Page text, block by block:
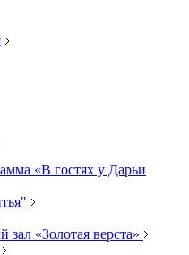
«В гостях у Дарьи
«Золотая верста»